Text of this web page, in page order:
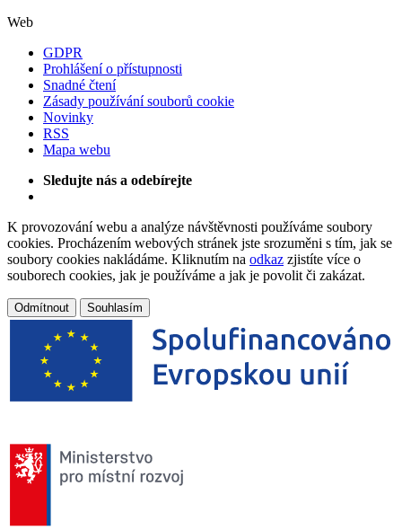
Web
GDPR
Prohlášení o přístupnosti
Snadné čtení
Zásady používání souborů cookie
Novinky
RSS
Mapa webu
Sledujte nás a odebírejte
K provozování webu a analýze návštěvnosti používáme soubory
cookies. Procházením webových stránek jste srozuměni s tím, jak se
soubory cookies nakládáme. Kliknutím na odkaz zjistíte více o
souborech cookies, jak je používáme a jak je povolit či zakázat.
Odmítnout Souhlasím